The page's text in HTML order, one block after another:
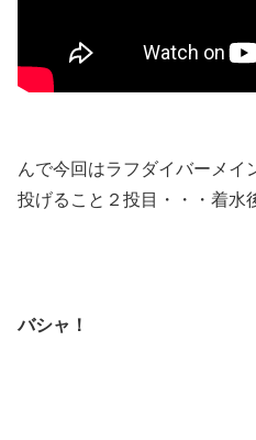
んで今回はラフダイバーメイ
投げること２投目・・・着水
バシャ！